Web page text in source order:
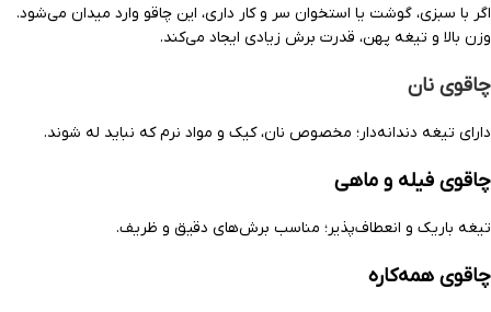
اگر با سبزی، گوشت یا استخوان سر و کار داری، این چاقو وارد میدان می‌شود.
وزن بالا و تیغه پهن، قدرت برش زیادی ایجاد می‌کند.
چاقوی نان
دارای تیغه دندانه‌دار؛ مخصوص نان، کیک و مواد نرم که نباید له شوند.
چاقوی فیله و ماهی
تیغه باریک و انعطاف‌پذیر؛ مناسب برش‌های دقیق و ظریف.
چاقوی همه‌کاره